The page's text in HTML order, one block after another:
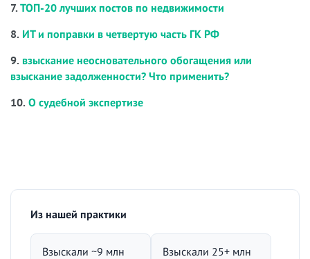
7. ТОП-20 лучших постов по недвижимости
8. ИТ и поправки в четвертую часть ГК РФ
9. взыскание неосновательного обогащения или
взыскание задолженности? Что применить?
10. О судебной экспертизе
Из нашей практики
Взыскали ~9 млн
Взыскали 25+ млн